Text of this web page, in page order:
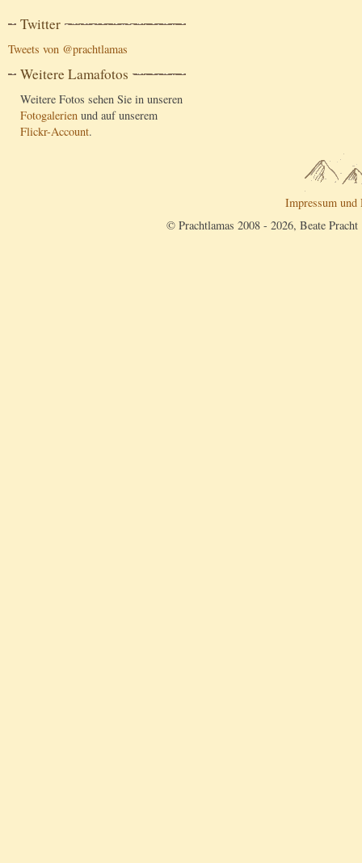
Twitter
Tweets von @prachtlamas
Weitere Lamafotos
Weitere Fotos sehen Sie in unseren
Fotogalerien und auf unserem
Flickr-Account.
Impressum und
© Prachtlamas 2008 - 2026, Beate Pracht